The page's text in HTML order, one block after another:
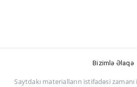
Bizimlə Əlaqə
Saytdakı materialların istifadəsi